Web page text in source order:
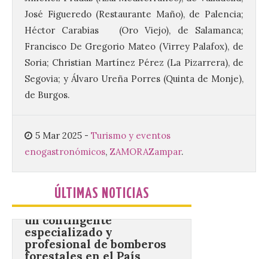
José Figueredo (Restaurante Maño), de Palencia;
Héctor Carabias (Oro Viejo), de Salamanca;
Francisco De Gregorio Mateo (Virrey Palafox), de
Soria; Christian Martínez Pérez (La Pizarrera), de
Segovia; y Álvaro Ureña Porres (Quinta de Monje),
de Burgos.
5 Mar 2025 - Turismo y eventos
enogastronómicos, ZAMORAZampar.
ÚLTIMAS NOTICIAS
Este certamen,
promovido por el Instituto
Universitario de Música
Sacra de la Universidad
Pontificia de Salamanca
(UPSA), premiará composiciones
inéditas, destinadas a coro, con un
premio de 3.000 euros. Las candidaturas
Conceyu vuelve a exigir
un contingente
especializado y
profesional de bomberos
forestales en el País
Leonés
8 Ago 2026